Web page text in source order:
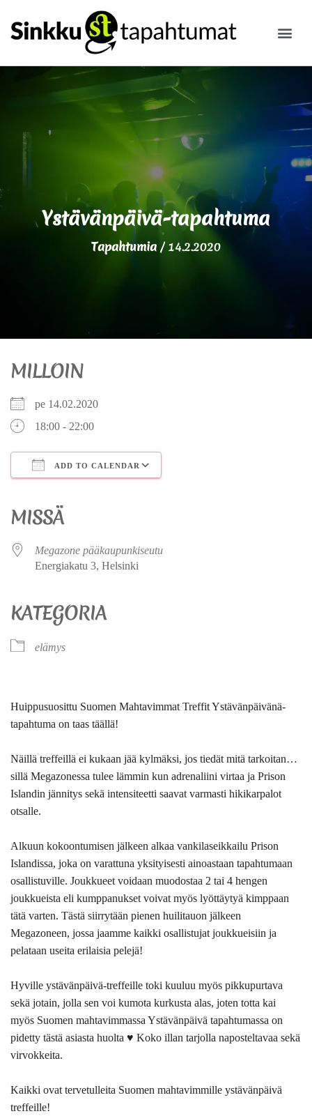
Ystävänpäivä-tapahtuma
Tapahtumia / 14.2.2020
MILLOIN
pe 14.02.2020
18:00 - 22:00
ADD TO CALENDAR
MISSÄ
Megazone pääkaupunkiseutu
Energiakatu 3, Helsinki
KATEGORIA
elämys
Huippusuosittu Suomen Mahtavimmat Treffit Ystävänpäivänä-
tapahtuma on taas täällä!
Näillä treffeillä ei kukaan jää kylmäksi, jos tiedät mitä tarkoitan…
sillä Megazonessa tulee lämmin kun adrenaliini virtaa ja Prison
Islandin jännitys sekä intensiteetti saavat varmasti hikikarpalot
otsalle.
Alkuun kokoontumisen jälkeen alkaa vankilaseikkailu Prison
Islandissa, joka on varattuna yksityisesti ainoastaan tapahtumaan
osallistuville. Joukkueet voidaan muodostaa 2 tai 4 hengen
joukkueista eli kumppanukset voivat myös lyöttäytyä kimppaan
tätä varten. Tästä siirrytään pienen huilitauon jälkeen
Megazoneen, jossa jaamme kaikki osallistujat joukkueisiin ja
pelataan useita erilaisia pelejä!
Hyville ystävänpäivä-treffeille toki kuuluu myös pikkupurtava
sekä jotain, jolla sen voi kumota kurkusta alas, joten totta kai
myös Suomen mahtavimmassa Ystävänpäivä tapahtumassa on
pidetty tästä asiasta huolta ♥ Koko illan tarjolla naposteltavaa sekä
virvokkeita.
Kaikki ovat tervetulleita Suomen mahtavimmille ystävänpäivä
treffeille!